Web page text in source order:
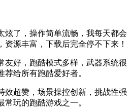
炫了，操作简单流畅，我每天都会
源丰富，下载后完全停不下来！
友好，跑酷模式多样，武器系统很
给所有跑酷爱好者。
效超赞，场景操控创新，挑战性强
玩的跑酷游戏之一。